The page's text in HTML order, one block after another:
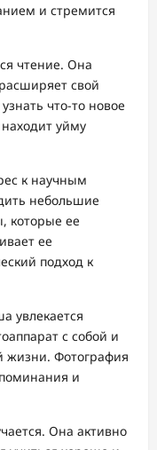
и стремится
чтение. Она
свой
что-то новое
уйму
к научным
небольшие
которые ее
ее
подход к
увлекается
с собой и
жизни. Фотография
и
Она активно